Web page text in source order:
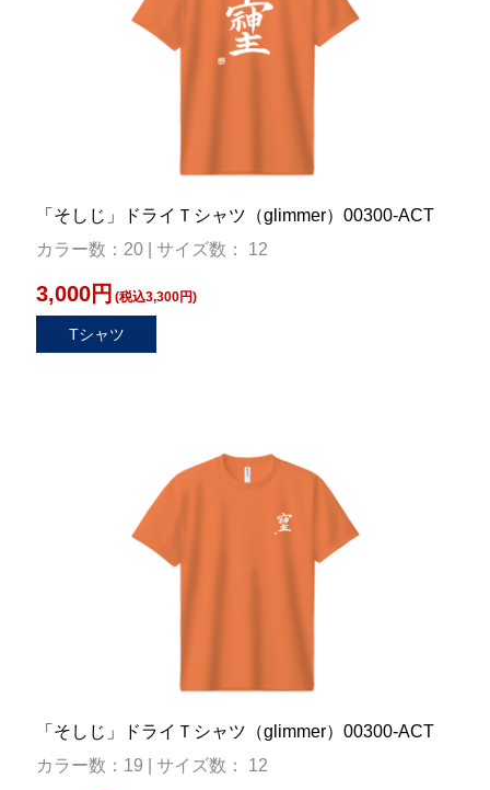
「そしじ」ドライＴシャツ（glimmer）00300-ACT
カラー数：20 | サイズ数： 12
3,000円 (税込3,300円)
Tシャツ
「そしじ」ドライＴシャツ（glimmer）00300-ACT
カラー数：19 | サイズ数： 12